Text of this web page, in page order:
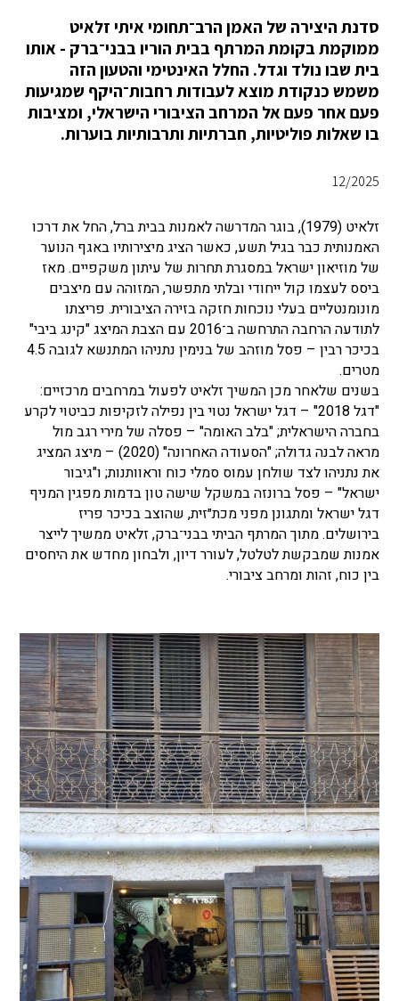
סדנת היצירה של האמן הרב־תחומי איתי זלאיט
ממוקמת בקומת המרתף בבית הוריו בבני־ברק - אותו
בית שבו נולד וגדל. החלל האינטימי והטעון הזה
משמש כנקודת מוצא לעבודות רחבות־היקף שמגיעות
פעם אחר פעם אל המרחב הציבורי הישראלי, ומציבות
בו שאלות פוליטיות, חברתיות ותרבותיות בוערות.
12/2025
זלאיט (1979), בוגר המדרשה לאמנות בבית ברל, החל את דרכו
האמנותית כבר בגיל תשע, כאשר הציג מיצירותיו באגף הנוער
של מוזיאון ישראל במסגרת תחרות של עיתון משקפיים. מאז
ביסס לעצמו קול ייחודי ובלתי מתפשר, המזוהה עם מיצבים
מונומנטליים בעלי נוכחות חזקה בזירה הציבורית. פריצתו
לתודעה הרחבה התרחשה ב־2016 עם הצבת המיצג "קינג ביבי"
בכיכר רבין –
פסל מוזהב של בנימין נתניהו המתנשא לגובה 4.5
מטרים.
בשנים שלאחר מכן המשיך זלאיט לפעול במרחבים מרכזיים:
"דגל 2018"
– דגל ישראל נטוי בין נפילה לזקיפות כביטוי לקרע
בחברה הישראלית; "בלב האומה" – פסלה של מירי רגב מול
מראה לבנה גדולה; "הסעודה האחרונה" (2020)
–מיצג המציג
את נתניהו לצד שולחן עמוס סמלי כוח וראוותנות; ו"גיבור
ישראל" – פסל ברונזה במשקל שישה טון בדמות מפגין המניף
דגל ישראל ומתגונן מפני מכת״זית, שהוצב בכיכר פריז
בירושלים. מתוך המרתף הביתי בבני־ברק, זלאיט ממשיך לייצר
אמנות שמבקשת לטלטל, לעורר דיון, ולבחון מחדש את היחסים
בין כוח, זהות ומרחב ציבורי.